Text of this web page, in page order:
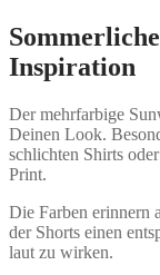
Inspiration
Der mehrfarbige
Deinen Look.
schlichten Shirts
Print.
Die Farben erinnern
der Shorts einen
laut zu wirken.